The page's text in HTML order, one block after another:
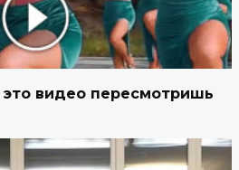
это видео пересмотришь